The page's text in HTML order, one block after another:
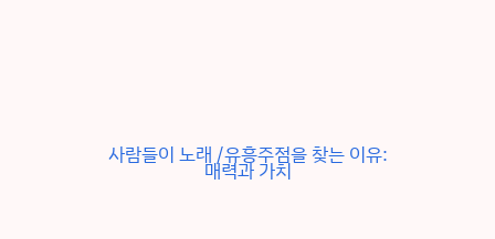
사람들이 노래 /유흥주점을 찾는 이유:
매력과 가치